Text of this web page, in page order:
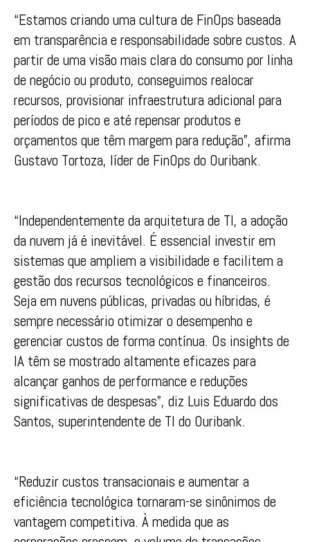
“Estamos criando uma cultura de FinOps baseada
em transparência e responsabilidade sobre custos. A
partir de uma visão mais clara do consumo por linha
de negócio ou produto, conseguimos realocar
recursos, provisionar infraestrutura adicional para
períodos de pico e até repensar produtos e
orçamentos que têm margem para redução”, afirma
Gustavo Tortoza, líder de FinOps do Ouribank.
“Independentemente da arquitetura de TI, a adoção
da nuvem já é inevitável. É essencial investir em
sistemas que ampliem a visibilidade e facilitem a
gestão dos recursos tecnológicos e financeiros.
Seja em nuvens públicas, privadas ou híbridas, é
sempre necessário otimizar o desempenho e
gerenciar custos de forma contínua. Os insights de
IA têm se mostrado altamente eficazes para
alcançar ganhos de performance e reduções
significativas de despesas”, diz Luis Eduardo dos
Santos, superintendente de TI do Ouribank.
“Reduzir custos transacionais e aumentar a
eficiência tecnológica tornaram-se sinônimos de
vantagem competitiva. À medida que as